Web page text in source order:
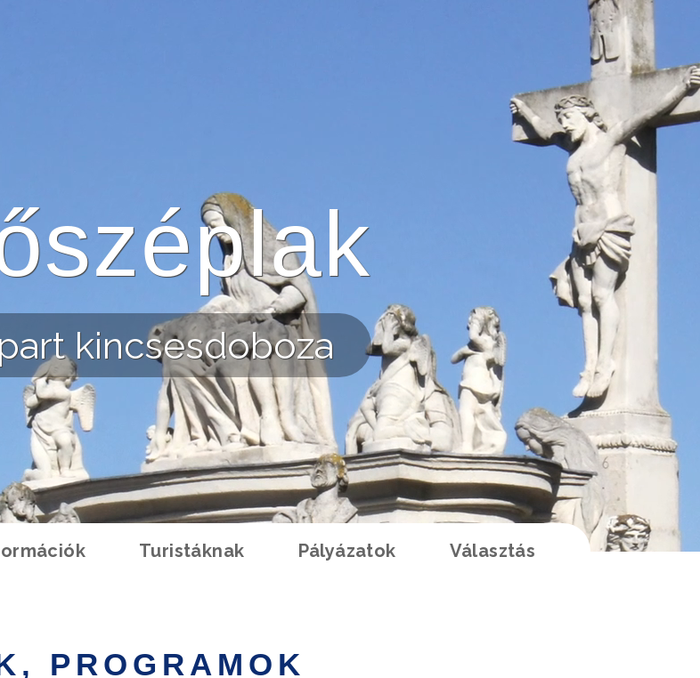
kincsesdoboza
Turistáknak Pályázatok Választás
PROGRAMOK